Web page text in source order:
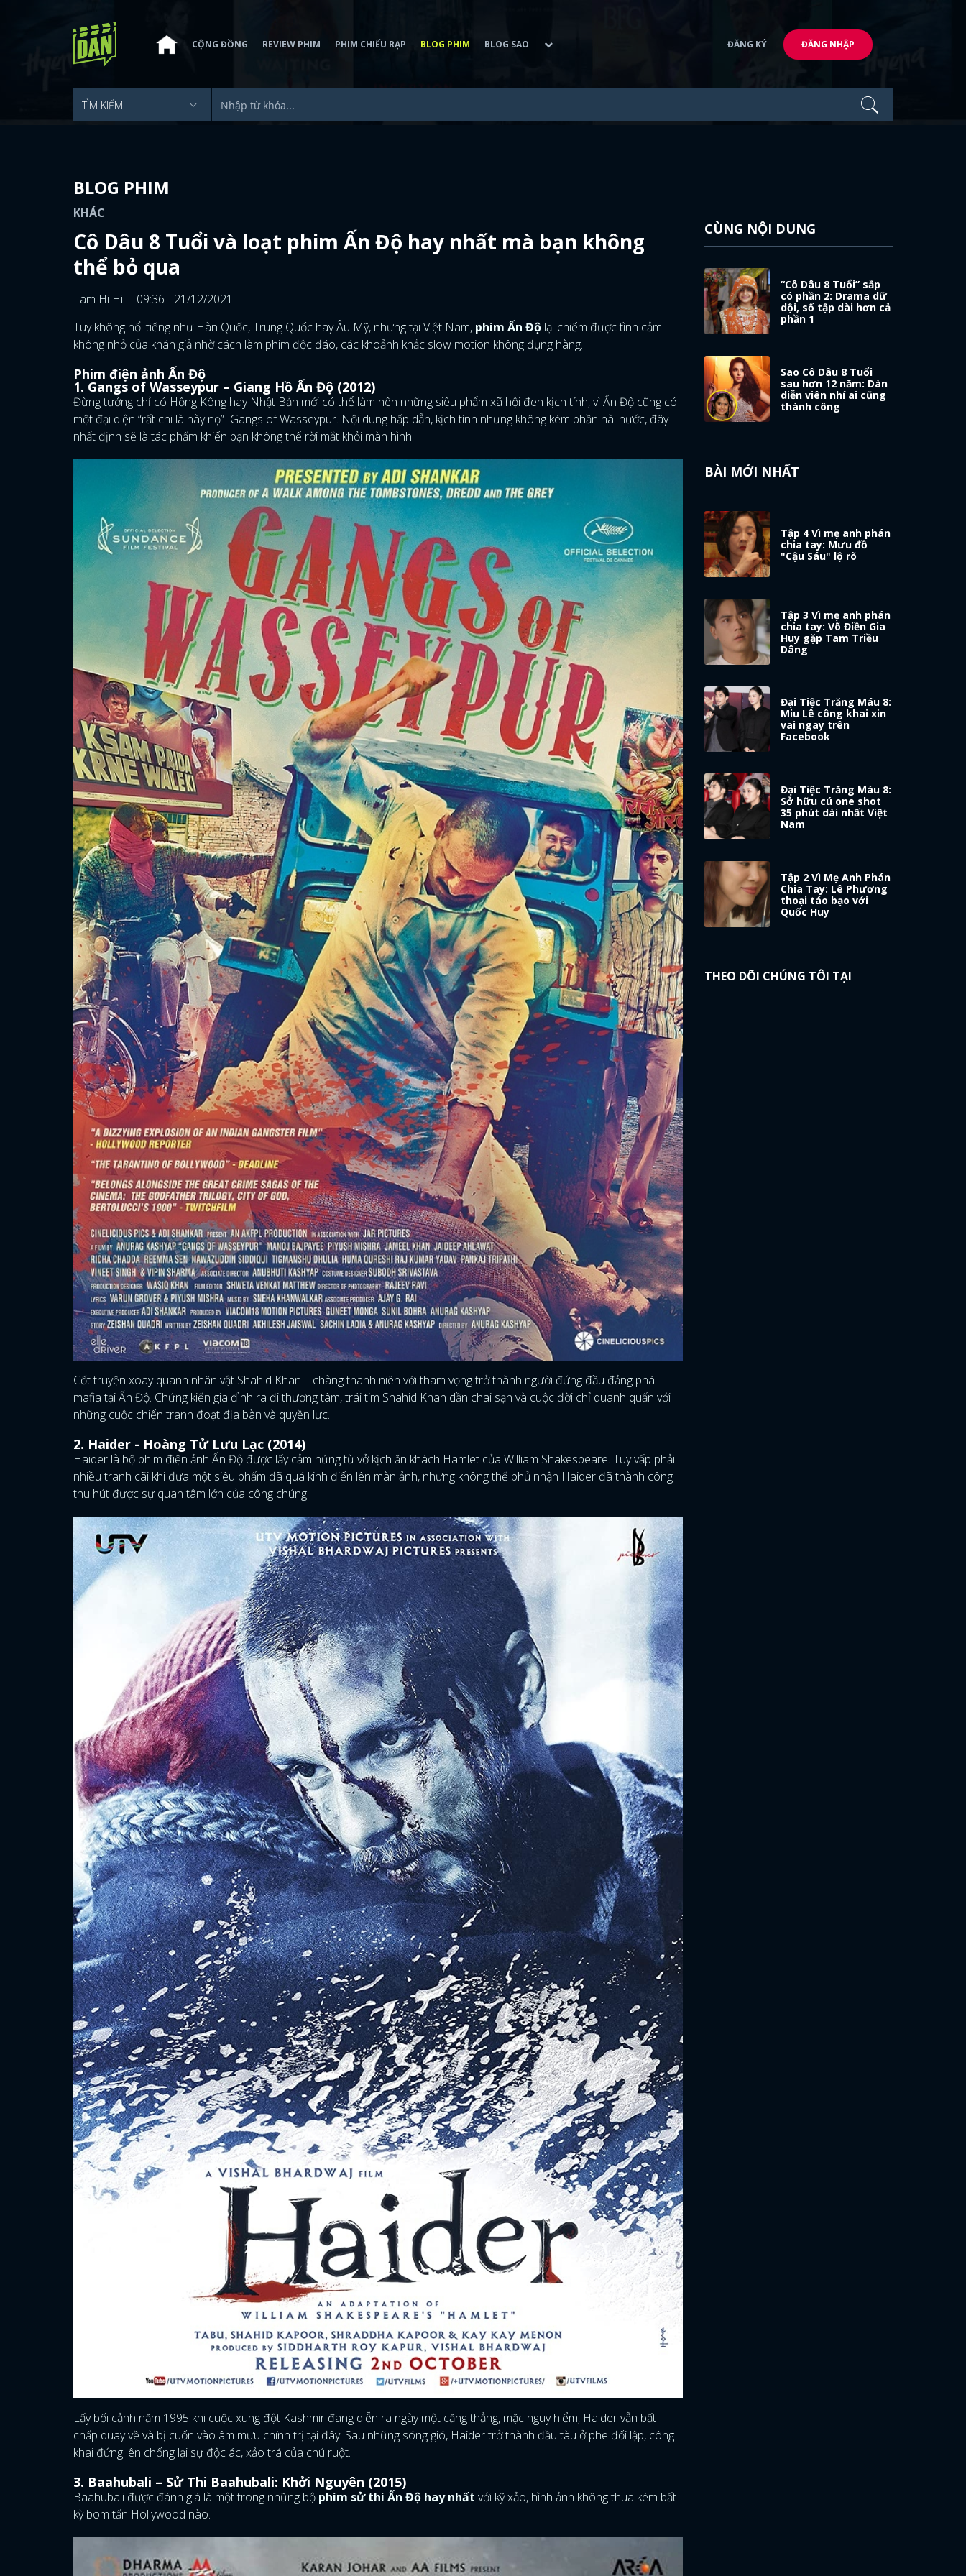
ĐĂNG NHẬP
FACEBOOK GOOGLE
CỘNG ĐỒNG REVIEW PHIM PHIM CHIẾU RẠP BLOG PHIM BLOG SAO ĐĂNG KÝ ĐĂNG NHẬP
BLOG PHIM
KHÁC
Cô Dâu 8 Tuổi và loạt phim Ấn Độ hay nhất mà bạn không
thể bỏ qua
Lam Hi Hi
09:36 - 21/12/2021
Tuy không nổi tiếng như Hàn Quốc, Trung Quốc hay Âu Mỹ, nhưng tại Việt Nam, phim Ấn Độ lại chiếm được tình cảm
không nhỏ của khán giả nhờ cách làm phim độc đáo, các khoảnh khắc slow motion không đụng hàng.
Phim điện ảnh Ấn Độ
1. Gangs of Wasseypur – Giang Hồ Ấn Độ (2012)
Đừng tưởng chỉ có Hồng Kông hay Nhật Bản mới có thể làm nên những siêu phẩm xã hội đen kịch tính, vì Ấn Độ cũng có
một đại diện “rất chi là này nọ” Gangs of Wasseypur. Nội dung hấp dẫn, kịch tính nhưng không kém phần hài hước, đây
nhất định sẽ là tác phẩm khiến bạn không thể rời mắt khỏi màn hình.
Cốt truyện xoay quanh nhân vật Shahid Khan – chàng thanh niên với tham vọng trở thành người đứng đầu đảng phái
mafia tại Ấn Độ. Chứng kiến gia đình ra đi thương tâm, trái tim Shahid Khan dần chai sạn và cuộc đời chỉ quanh quẩn với
những cuộc chiến tranh đoạt địa bàn và quyền lực.
2. Haider - Hoàng Tử Lưu Lạc (2014)
Haider là bộ phim điện ảnh Ấn Độ được lấy cảm hứng từ vở kịch ăn khách Hamlet của William Shakespeare. Tuy vấp phải
nhiều tranh cãi khi đưa một siêu phẩm đã quá kinh điển lên màn ảnh, nhưng không thể phủ nhận Haider đã thành công
thu hút được sự quan tâm lớn của công chúng.
Lấy bối cảnh năm 1995 khi cuộc xung đột Kashmir đang diễn ra ngày một căng thẳng, mặc nguy hiểm, Haider vẫn bất
chấp quay về và bị cuốn vào âm mưu chính trị tại đây. Sau những sóng gió, Haider trở thành đầu tàu ở phe đối lập, công
khai đứng lên chống lại sự độc ác, xảo trá của chú ruột.
3. Baahubali – Sử Thi Baahubali: Khởi Nguyên (2015)
Baahubali được đánh giá là một trong những bộ phim sử thi Ấn Độ hay nhất với kỹ xảo, hình ảnh không thua kém bất
kỳ bom tấn Hollywood nào.
CÙNG NỘI DUNG
“Cô Dâu 8 Tuổi” sắp
có phần 2: Drama dữ
dội, số tập dài hơn cả
phần 1
Sao Cô Dâu 8 Tuổi
sau hơn 12 năm: Dàn
diễn viên nhí ai cũng
thành công
BÀI MỚI NHẤT
Tập 4 Vì mẹ anh phán
chia tay: Mưu đồ
"Cậu Sáu" lộ rõ
Tập 3 Vì mẹ anh phán
chia tay: Võ Điền Gia
Huy gặp Tam Triều
Dâng
Đại Tiệc Trăng Máu 8:
Miu Lê công khai xin
vai ngay trên
Facebook
Đại Tiệc Trăng Máu 8:
Sở hữu cú one shot
35 phút dài nhất Việt
Nam
Tập 2 Vì Mẹ Anh Phán
Chia Tay: Lê Phương
thoại táo bạo với
Quốc Huy
THEO DÕI CHÚNG TÔI TẠI